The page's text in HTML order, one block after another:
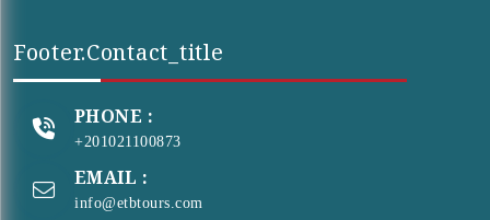
Footer.contact_title
PHONE :
+201021100873
EMAIL :
info@etbtours.com